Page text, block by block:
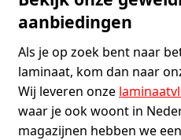
aanbiedingen
Als je op zoek bent naar
laminaat, kom dan naar
Wij leveren onze
waar je ook woont in
magazijnen hebben we